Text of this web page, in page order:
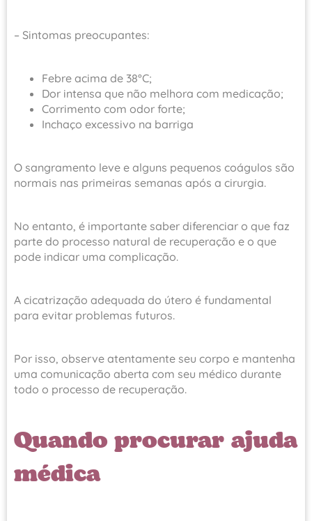
– Sintomas preocupantes:
Febre acima de 38°C;
Dor intensa que não melhora com medicação;
Corrimento com odor forte;
Inchaço excessivo na barriga
O sangramento leve e alguns pequenos coágulos são
normais nas primeiras semanas após a cirurgia.
No entanto, é importante saber diferenciar o que faz
parte do processo natural de recuperação e o que
pode indicar uma complicação.
A cicatrização adequada do útero é fundamental
para evitar problemas futuros.
Por isso, observe atentamente seu corpo e mantenha
uma comunicação aberta com seu médico durante
todo o processo de recuperação.
Quando procurar ajuda
médica